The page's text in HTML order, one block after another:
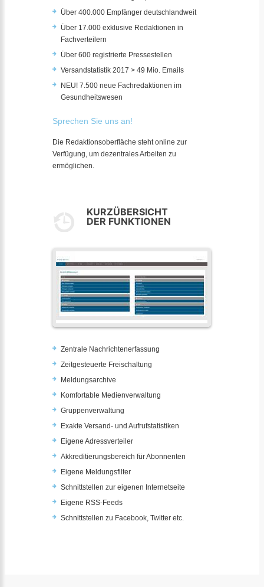
Über 400.000 Empfänger deutschlandweit
Über 17.000 exklusive Redaktionen in
Fachverteilern
Über 600 registrierte Pressestellen
Versandstatistik 2017 > 49 Mio. Emails
NEU! 7.500 neue Fachredaktionen im
Gesundheitswesen
Sprechen Sie uns an!
Die Redaktionsoberfläche steht online zur
Verfügung, um dezentrales Arbeiten zu
ermöglichen.
KURZÜBERSICHT
DER FUNKTIONEN
Zentrale Nachrichtenerfassung
Zeitgesteuerte Freischaltung
Meldungsarchive
Komfortable Medienverwaltung
Gruppenverwaltung
Exakte Versand- und Aufrufstatistiken
Eigene Adressverteiler
Akkreditierungsbereich für Abonnenten
Eigene Meldungsfilter
Schnittstellen zur eigenen Internetseite
Eigene RSS-Feeds
Schnittstellen zu Facebook, Twitter etc.